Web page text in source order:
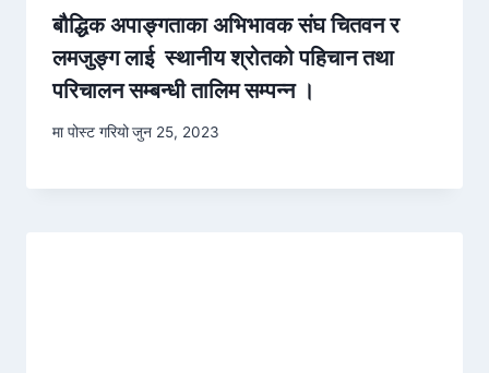
बौद्धिक अपाङ्गताका अभिभावक संघ चितवन र
लमजुङ्ग लाई स्थानीय श्रोतको पहिचान तथा
परिचालन सम्बन्धी तालिम सम्पन्न ।
मा पोस्ट गरियोजुन 25, 2023